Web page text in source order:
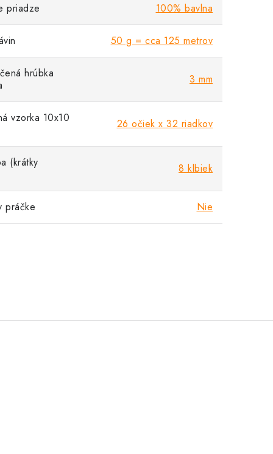
priadze 100% bavlna
50 g = cca 125 metrov
hrúbka
3 mm
vzorka 10x10 26 očiek x 32 riadkov
(krátky 8 klbiek
práčke Nie